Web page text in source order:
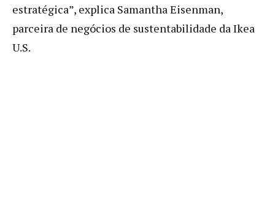
estratégica”, explica Samantha Eisenman,
parceira de negócios de sustentabilidade da Ikea
U.S.